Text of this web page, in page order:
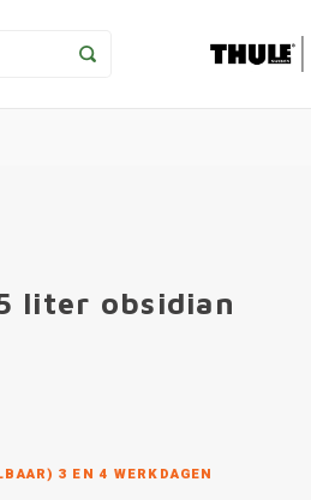
liter obsidian
3 EN 4 WERKDAGEN